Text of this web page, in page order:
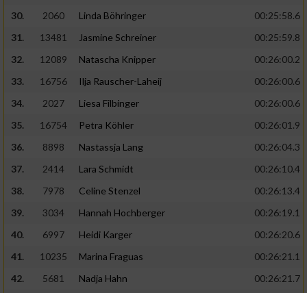
30.
2060 Linda Böhringer
00:25:58.6
31.
13481 Jasmine Schreiner
00:25:59.8
32.
12089 Natascha Knipper
00:26:00.2
33.
16756 Ilja Rauscher-Laheij
00:26:00.6
34.
2027 Liesa Filbinger
00:26:00.6
35.
16754 Petra Köhler
00:26:01.9
36.
8898 Nastassja Lang
00:26:04.3
37.
2414 Lara Schmidt
00:26:10.4
38.
7978 Celine Stenzel
00:26:13.4
39.
3034 Hannah Hochberger
00:26:19.1
40.
6997 Heidi Karger
00:26:20.6
41.
10235 Marina Fraguas
00:26:21.1
42.
5681 Nadja Hahn
00:26:21.7